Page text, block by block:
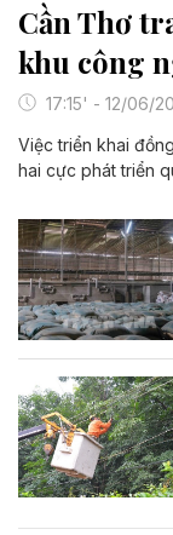
Cần Thơ
khu công
17:15' - 12/06/
Việc triển khai
hai cực phát triển